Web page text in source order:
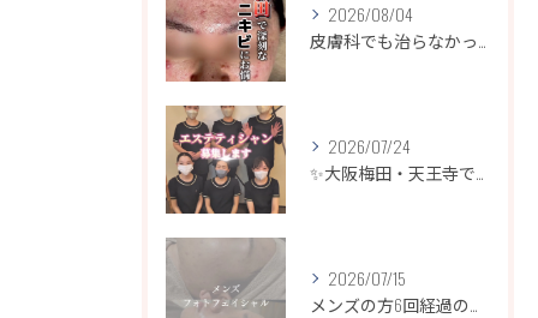
2026/08/04
皮膚科でも治らなかったニキビ、諦めるのはまだ早いです！
2026/07/24
✨大阪梅田・天王寺でエステティシャン募集✨
2026/07/15
メンズの方6回経過のお写真になります📷✨